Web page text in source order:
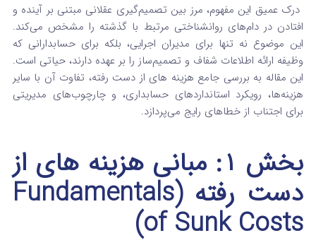
درک عمیق این مفهوم، مرز بین تصمیم‌گیری عقلانی مبتنی بر آینده و
افتادن در دام‌های روانشناختی مرتبط با گذشته را مشخص می‌کند.
این موضوع نه تنها برای مدیران اجرایی، بلکه برای حسابدارانی که
وظیفه ارائه اطلاعات شفاف و تصمیم‌ساز را بر عهده دارند، حیاتی است.
این مقاله به بررسی جامع هزینه های از دست رفته، تفاوت آن با سایر
هزینه‌ها، رویکرد استانداردهای حسابداری، و چارچوب‌های مدیریتی
برای اجتناب از خطاهای رایج می‌پردازد.
بخش ۱: مبانی هزینه های از
دست رفته (Fundamentals
of Sunk Costs)